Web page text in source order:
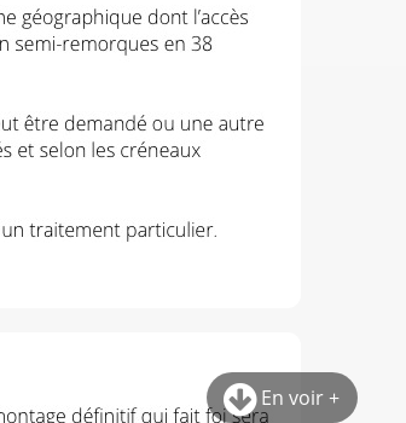
En voir +